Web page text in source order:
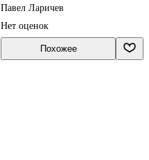
Павел Ларичев
Нет оценок
Похожее